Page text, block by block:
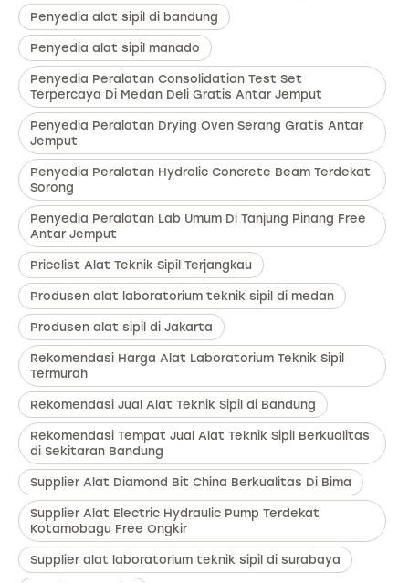
Penyedia alat sipil di bandung
Penyedia alat sipil manado
Penyedia Peralatan Consolidation Test Set
Terpercaya Di Medan Deli Gratis Antar Jemput
Penyedia Peralatan Drying Oven Serang Gratis Antar
Jemput
Penyedia Peralatan Hydrolic Concrete Beam Terdekat
Sorong
Penyedia Peralatan Lab Umum Di Tanjung Pinang Free
Antar Jemput
Pricelist Alat Teknik Sipil Terjangkau
Produsen alat laboratorium teknik sipil di medan
Produsen alat sipil di Jakarta
Rekomendasi Harga Alat Laboratorium Teknik Sipil
Termurah
Rekomendasi Jual Alat Teknik Sipil di Bandung
Rekomendasi Tempat Jual Alat Teknik Sipil Berkualitas
di Sekitaran Bandung
Supplier Alat Diamond Bit China Berkualitas Di Bima
Supplier Alat Electric Hydraulic Pump Terdekat
Kotamobagu Free Ongkir
Supplier alat laboratorium teknik sipil di surabaya